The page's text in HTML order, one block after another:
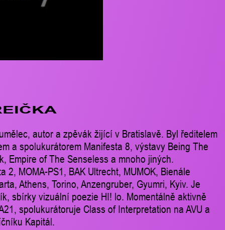
autor a zpěvák žijící v Bratislavě. Byl ředitelem
a spolukurátorem Manifesta 8, výstavy Being The
Empire of The Senseless a mnoho jiných.
2, MOMA-PS1, BAK Ultrecht, MUMOK, Bienále
Athens, Torino, Anzengruber, Gyumri, Kyiv. Je
sbírky vizuální poezie HI! lo. Momentálně aktivně
spolukurátoruje Class of Interpretation na AVU a
Kapitál.